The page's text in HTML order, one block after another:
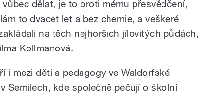
dělat, je to proti mému přesvědčení,
to dvacet let a bez chemie, a veškeré
na těch nejhorších jílovitých půdách,
Kollmanová.
i mezi děti a pedagogy ve Waldorfské
Semilech, kde společně pečují o školní